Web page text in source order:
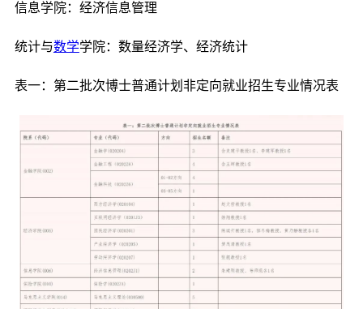
信息学院：经济信息管理
统计与数学学院：数量经济学、经济统计
表一：第二批次博士普通计划非定向就业招生专业情况表